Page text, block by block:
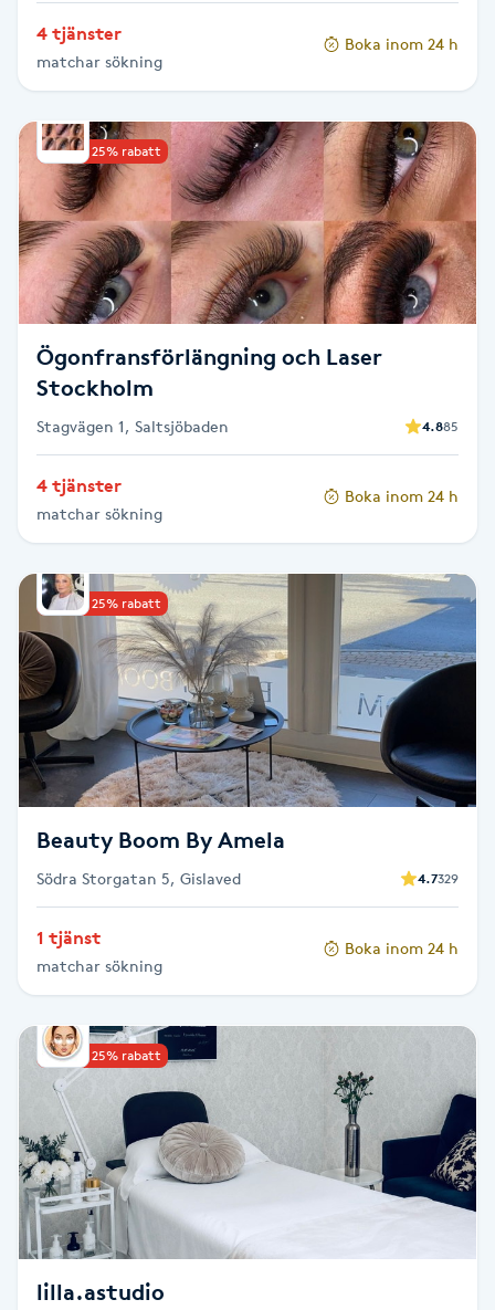
IPL hårborttagning
IR-massage
J
Japansk massage
K
K18
Katun fransar
Kemisk peeling
Keratinbehandling
Kinesiologi
Kinesisk medicin
Kiropraktik
Klangmassage
Klippning
Klippning & Slingor
Klippning ungdom
Koppningsmassage
Kosmetisk tatuering
Kostrådgivning
Kroppsinpackning
Kroppspeeling
4 tjänster
matchar sökning
Boka inom 24 h
Upp till 25% rabatt
Ögonfransförlängning och Laser
Stockholm
Stagvägen 1, Saltsjöbaden 4.885
4 tjänster
matchar sökning
Boka inom 24 h
Upp till 25% rabatt
Beauty Boom By Amela
Södra Storgatan 5, Gislaved 4.7329
1 tjänst
matchar sökning
Boka inom 24 h
Upp till 25% rabatt
lilla.astudio